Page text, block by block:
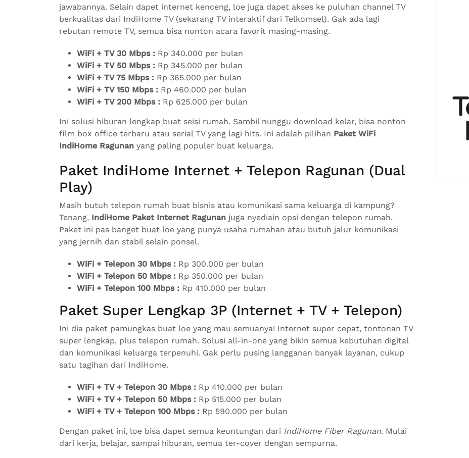
jawabannya. Selain dapet internet kenceng, loe juga dapet akses ke puluhan channel TV
berkualitas dari IndiHome TV (sekarang TV interaktif dari Telkomsel). Gak ada lagi
rebutan remote TV, semua bisa nonton acara favorit masing-masing.
WiFi + TV 30 Mbps : Rp 340.000 per bulan
WiFi + TV 50 Mbps : Rp 345.000 per bulan
WiFi + TV 75 Mbps : Rp 365.000 per bulan
WiFi + TV 150 Mbps : Rp 460.000 per bulan
WiFi + TV 200 Mbps : Rp 625.000 per bulan
Ini solusi hiburan lengkap buat seisi rumah. Sambil nunggu download kelar, bisa nonton
film box office terbaru atau serial TV yang lagi hits. Ini adalah pilihan Paket WiFi
IndiHome Ragunan yang paling populer buat keluarga.
Paket IndiHome Internet + Telepon Ragunan (Dual
Play)
Masih butuh telepon rumah buat bisnis atau komunikasi sama keluarga di kampung?
Tenang, IndiHome Paket Internet Ragunan juga nyediain opsi dengan telepon rumah.
Paket ini pas banget buat loe yang punya usaha rumahan atau butuh jalur komunikasi
yang jernih dan stabil selain ponsel.
WiFi + Telepon 30 Mbps : Rp 300.000 per bulan
WiFi + Telepon 50 Mbps : Rp 350.000 per bulan
WiFi + Telepon 100 Mbps : Rp 410.000 per bulan
Paket Super Lengkap 3P (Internet + TV + Telepon)
Ini dia paket pamungkas buat loe yang mau semuanya! Internet super cepat, tontonan TV
super lengkap, plus telepon rumah. Solusi all-in-one yang bikin semua kebutuhan digital
dan komunikasi keluarga terpenuhi. Gak perlu pusing langganan banyak layanan, cukup
satu tagihan dari IndiHome.
WiFi + TV + Telepon 30 Mbps : Rp 410.000 per bulan
WiFi + TV + Telepon 50 Mbps : Rp 515.000 per bulan
WiFi + TV + Telepon 100 Mbps : Rp 590.000 per bulan
Dengan paket ini, loe bisa dapet semua keuntungan dari IndiHome Fiber Ragunan. Mulai
dari kerja, belajar, sampai hiburan, semua ter-cover dengan sempurna.